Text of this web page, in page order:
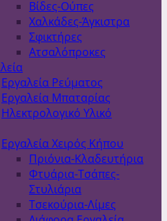
Βίδες-Ούπες
Χαλκάδες-Άγκιστρα
Σφικτήρες
Ατσαλόπροκες
Εργαλεία Ρεύματος
Εργαλεία Μπαταρίας
Ηλεκτρολογικό Υλικό
Εργαλεία Χειρός Κήπου
Πριόνια-Κλαδευτήρια
Φτυάρια-Τσάπες-
Στυλιάρια
Τσεκούρια-Λίμες